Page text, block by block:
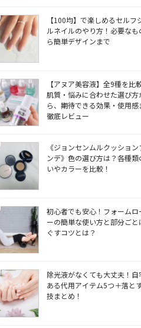
【100均】で楽しめるセルフ
ルネイルのやり方！必要なも
ら簡単デザインまで
【アヌア美容液】全9種を比
肌質・悩みに合わせた選び方
ら、期待できる効果・使用感
徹底レビュー
《ジョンセンムルクッション
ンデ》色の選び方は？各種類
いやカラーを比較！
初心者でも安心！フォームロ
ーの簡単な使い方と部分ごと
ぐすコツとは？
除光液がなくても大丈夫！自
ある代用アイテム5つ＋落と
技まとめ！